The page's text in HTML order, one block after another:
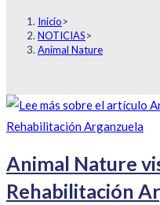
Inicio>
NOTICIAS>
Animal Nature
Animal Nature
Rehabilitación